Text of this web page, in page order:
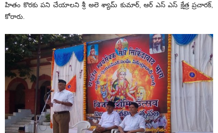
హితం కొరకు పని చేయాలని శ్రీ అలె శ్యామ్ కుమార్, ఆర్ ఎస్ ఎస్ క్షేత్ర ప్రచారక్,
కోరారు.